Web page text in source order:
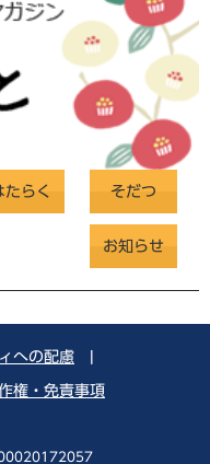
たらく そだつ
お知らせ
への配慮
権・免責事項